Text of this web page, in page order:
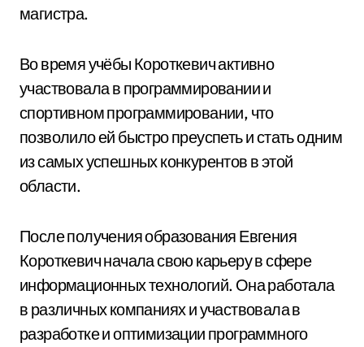
магистра.
Во время учёбы Короткевич активно
участвовала в программировании и
спортивном программировании, что
позволило ей быстро преуспеть и стать одним
из самых успешных конкурентов в этой
области.
После получения образования Евгения
Короткевич начала свою карьеру в сфере
информационных технологий. Она работала
в различных компаниях и участвовала в
разработке и оптимизации программного